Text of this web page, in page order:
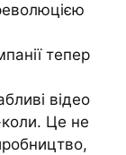
тепер
відео
Це не